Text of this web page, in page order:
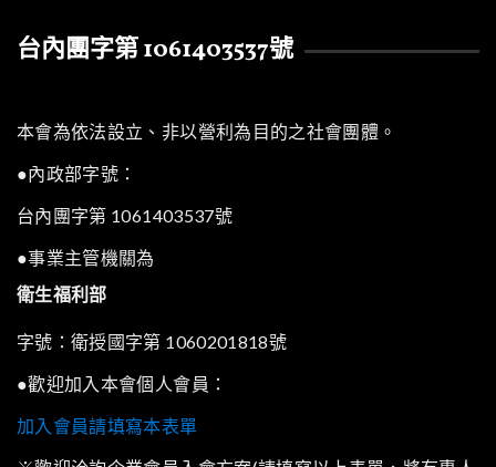
台內團字第 1061403537號
本會為依法設立、非以營利為目的之社會團體。
●內政部字號：
台內團字第 1061403537號
●事業主管機關為
衛生福利部
字號：衛授國字第 1060201818號
●歡迎加入本會個人會員：
加入會員請填寫本表單